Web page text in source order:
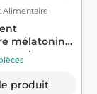
mélatonine
le ...
produit